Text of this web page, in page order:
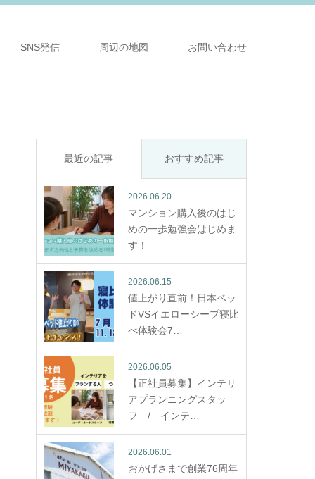
SNS発信 周辺の地図 お問い合わせ
最近の記事 おすすめ記事
2026.06.20
マンション購入後のはじ
めの一歩勉強会はじめま
す！
2026.06.15
値上がり直前！日本ベッ
ドVSイエローシープ寝比
べ体験会7…
2026.06.05
【正社員募集】インテリ
アプランニングスタッ
フ / インテ…
2026.06.01
おかげさまで創業76周年